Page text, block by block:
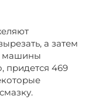
а затем
машины
придется 469